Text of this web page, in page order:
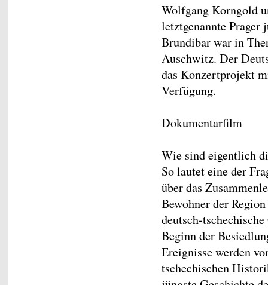
Wolfgang Korngold
letztgenannte
Brundibar war in
Auschwitz. Der
das Konzertprojekt
Verfügung.
Dokumentarfilm
Wie sind eigentlich
So lautet eine der
über das
Bewohner der
deutsch-
Beginn der
Ereignisse werden
tschechischen